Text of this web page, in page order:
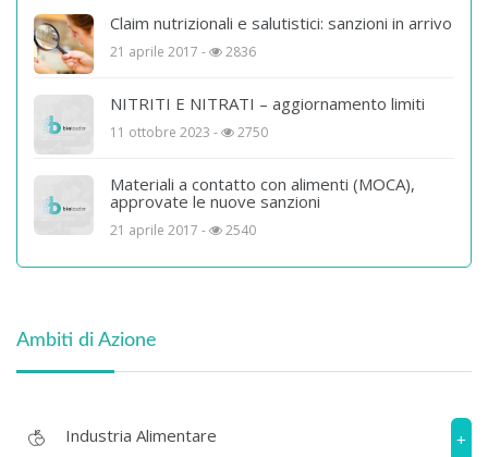
Claim nutrizionali e salutistici: sanzioni in arrivo
21 aprile 2017 - 2836
NITRITI E NITRATI – aggiornamento limiti
11 ottobre 2023 - 2750
Materiali a contatto con alimenti (MOCA),
approvate le nuove sanzioni
21 aprile 2017 - 2540
Ambiti di Azione
Industria Alimentare +